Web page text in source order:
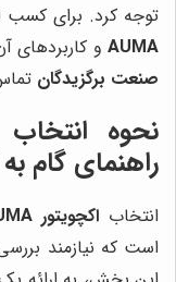
توجه کرد. برای کسب
AUMA و کاربردهای
صنعت برگزیدگان
راهنمای گام
انتخاب اکچویتور AUMA
است که نیازمند